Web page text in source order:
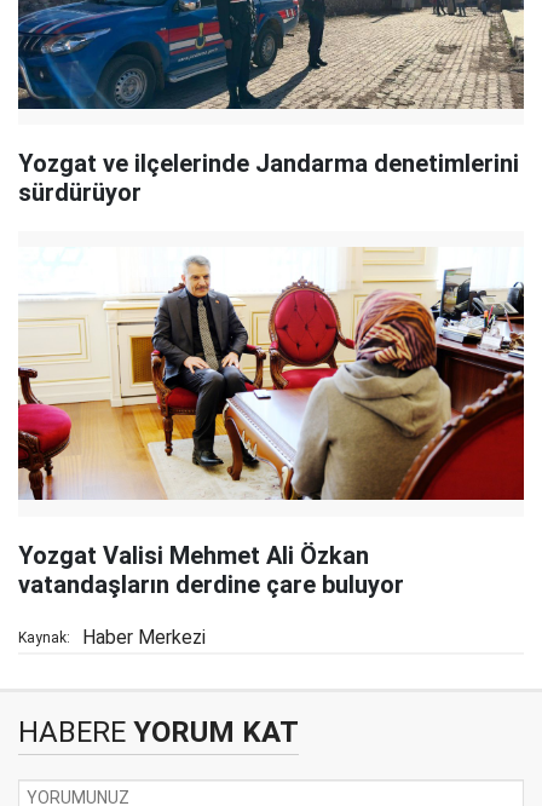
Yozgat ve ilçelerinde Jandarma denetimlerini
sürdürüyor
Yozgat Valisi Mehmet Ali Özkan
vatandaşların derdine çare buluyor
Kaynak: Haber Merkezi
HABERE YORUM KAT